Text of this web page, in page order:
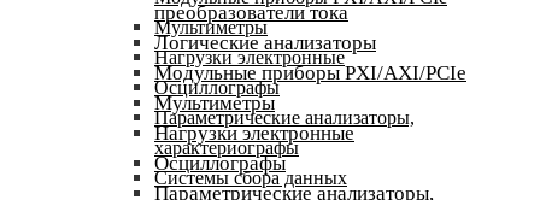
Мультиметры
Нагрузки электронные
Осциллографы
Параметрические анализаторы,
характериографы
Системы сбора данных
преобразователи тока
Логические анализаторы
Модульные приборы PXI/AXI/PCIe
Мультиметры
Нагрузки электронные
Осциллографы
Параметрические анализаторы,